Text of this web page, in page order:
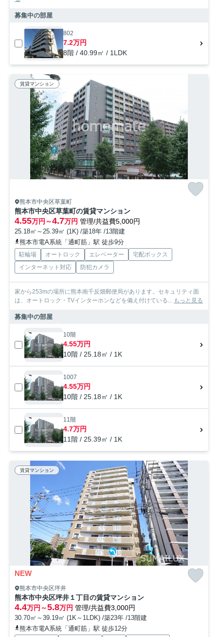
募集中の部屋
802
7.2万円
8階 / 40.99㎡ / 1LDK
賃貸マンション
熊本市中央区草葉町
熊本市中央区草葉町の賃貸マンション
4.55万円～4.7万円 管理/共益費5,000円
25.18㎡～25.39㎡ (1K) /築18年 /13階建
熊本市電A系統「通町筋」駅 徒歩9分
駐輪場 オートロック エレベーター
宅配ボックス
インターネット対応
防犯カメラ
家から253mの場所に熊本南千反畑郵便局があります。セキュリティ面
は、オートロック・TVインターホンなどを備え付けている... もっと見る
募集中の部屋
10階
4.55万円
10階 / 25.18㎡ / 1K
1007
4.55万円
10階 / 25.18㎡ / 1K
11階
4.7万円
11階 / 25.39㎡ / 1K
賃貸マンション
NEW
熊本市中央区坪井
熊本市中央区坪井１丁目の賃貸マンション
4.4万円～5.8万円 管理/共益費3,000円
30.70㎡～39.19㎡ (1K～1LDK) /築23年 /13階建
熊本市電A系統「通町筋」駅 徒歩12分